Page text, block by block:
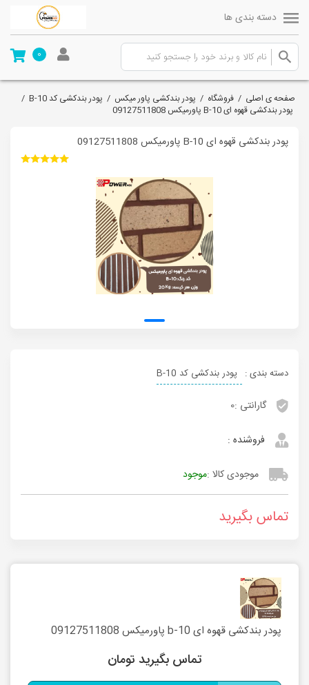
دسته بندی ها
0
صفحه ی اصلی / فروشگاه / پودر بندکشی پاور میکس / پودر بندکشی کد B-10
/
پودر بندکشی قهوه ای B-10 پاورمیکس 09127511808
پودر بندکشی قهوه ای B-10 پاورمیکس 09127511808
دسته بندی : پودر بندکشی کد B-10
گارانتی :0
فروشنده :
موجودی کالا :موجود
تماس بگیرید
پودر بندکشی قهوه ای b-10 پاورمیکس 09127511808
تماس بگیرید تومان